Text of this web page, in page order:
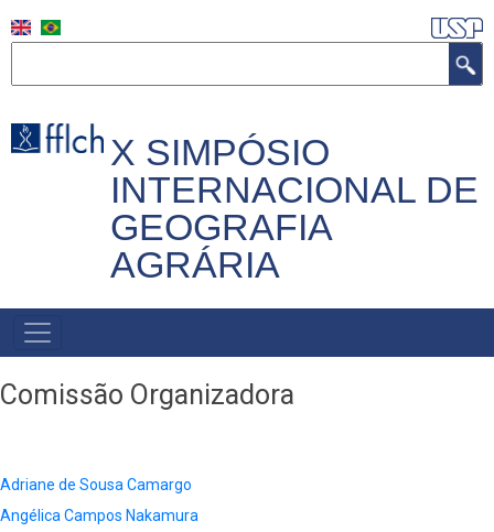
to
X SIMPÓSIO
INTERNACIONAL DE
GEOGRAFIA
AGRÁRIA
MAIN
NAVIGATION
Comissão Organizadora
Adriane de Sousa Camargo
Angélica Campos Nakamura